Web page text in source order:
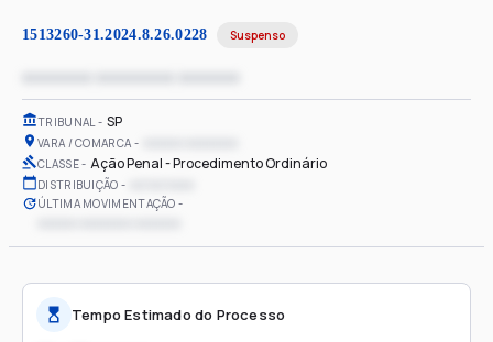
1513260-31.2024.8.26.0228 Suspenso
TRIBUNAL SP
VARA / COMARCA
CLASSE Ação Penal - Procedimento Ordinário
DISTRIBUIÇÃO
ÚLTIMA MOVIMENTAÇÃO
Tempo Estimado do Processo